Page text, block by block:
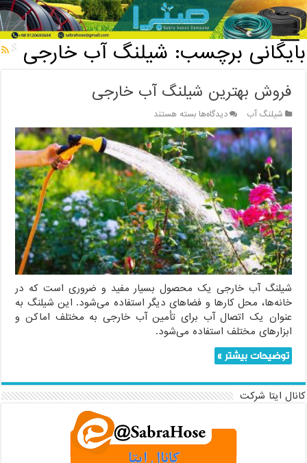
خانه / بایگانی برچسب: شیلنگ آب خارجی
بایگانی برچسب: شیلنگ آب خارجی
فروش بهترین شیلنگ آب خارجی
شیلنگ آب دیدگاه‌هابرای
فروش
بهترین
شیلنگ
آب
خارجی
بسته هستند
شیلنگ آب خارجی یک محصول بسیار مفید و ضروری است که در
خانه‌ها، محل کارها و فضاهای دیگر استفاده می‌شود. این شیلنگ به
عنوان یک اتصال آب برای تأمین آب خارجی به مختلف اماکن و
ابزارهای مختلف استفاده می‌شود.
توضیحات بیشتر »
کانال ایتا شرکت